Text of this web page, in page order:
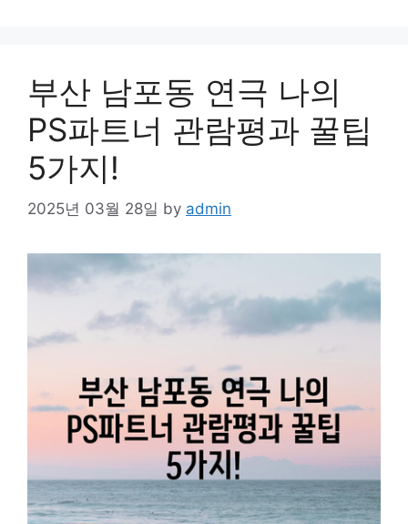
부산 남포동 연극 나의
PS파트너 관람평과 꿀팁
5가지!
2025년 03월 28일 by admin